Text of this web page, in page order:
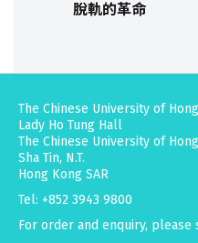
脫軌的革命
The Chinese University of
Lady Ho Tung Hall
The Chinese University of
Sha Tin, N.T.
Hong Kong SAR
Tel: +852 3943 9800
For order and enquiry, please